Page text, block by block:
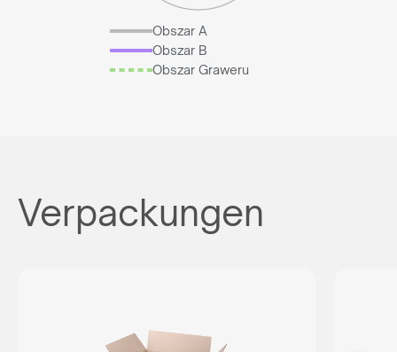
Obszar A
Obszar B
Obszar Graweru
Verpackungen